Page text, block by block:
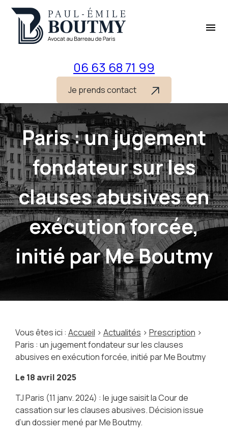
menu
06 63 68 71 99
Je prends contact
Paris : un jugement
fondateur sur les
clauses abusives en
exécution forcée,
initié par Me Boutmy
Vous êtes ici : Accueil > Actualités > Prescription >
Paris : un jugement fondateur sur les clauses
abusives en exécution forcée, initié par Me Boutmy
Le 18 avril 2025
TJ Paris (11 janv. 2024) : le juge saisit la Cour de
cassation sur les clauses abusives. Décision issue
d’un dossier mené par Me Boutmy.
Panneau de gestion des cookies